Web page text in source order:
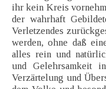
ihr kein Kreis
der wahrhaft
Verletzendes
werden, ohne daß
alles rein und
und Gelehrsamkeit
Verzärtelung und